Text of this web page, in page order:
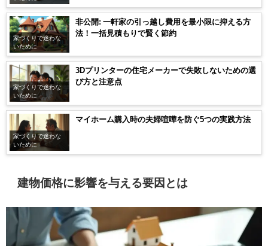
家づくりで迷わな
いために
非公開: 一軒家の引っ越し費用を最小限に抑える方
法！一括見積もりで賢く節約
家づくりで迷わな
いために
3Dプリンターの住宅メーカーで失敗しないための選
び方と注意点
家づくりで迷わな
いために
マイホーム購入時の夫婦喧嘩を防ぐ5つの実践方法
建物価格に影響を与える要因とは